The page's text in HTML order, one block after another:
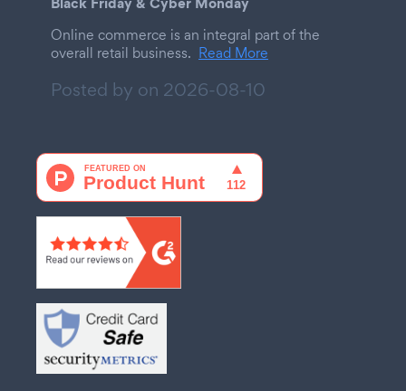
Online commerce is an integral part of the
overall retail business. Read More
Posted by on 2026-08-10